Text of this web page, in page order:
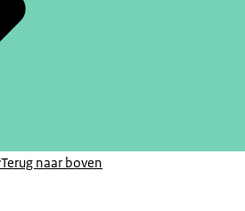
Terug naar boven